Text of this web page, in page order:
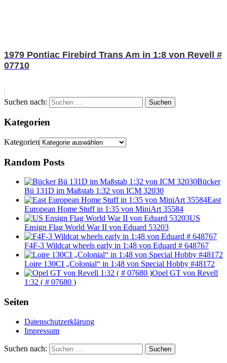
1979 Pontiac Firebird Trans Am in 1:8 von Revell #
07710
Suchen nach: Suchen
Kategorien
Kategorien
Random Posts
Bücker
Bü 131D im Maßstab 1:32 von ICM 32030
East
European Home Stuff in 1:35 von MiniArt 35584
US
Ensign Flag World War II von Eduard 53203
F4F-3 Wildcat wheels early in 1:48 von Eduard # 648767
Loire 130CI „Colonial“ in 1:48 von Special Hobby #48172
Opel GT von Revell
1:32 ( # 07680 )
Seiten
Datenschutzerklärung
Impressum
Suchen nach: Suchen